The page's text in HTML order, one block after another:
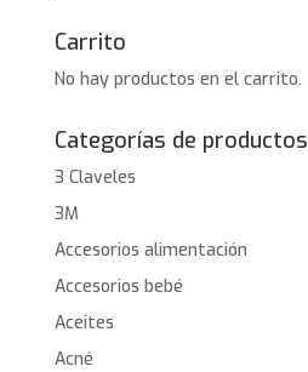
Carrito
No hay productos en el carrito.
Categorías de productos
3 Claveles
3M
Accesorios alimentación
Accesorios bebé
Aceites
Acné